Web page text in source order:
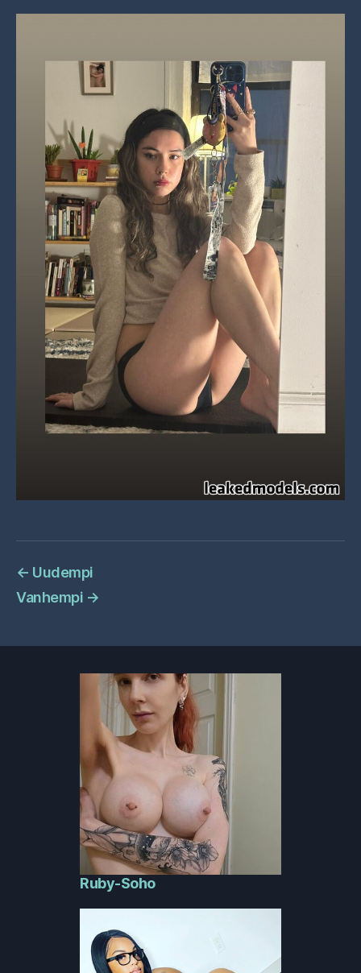
← Uudempi
Vanhempi →
Ruby-Soho